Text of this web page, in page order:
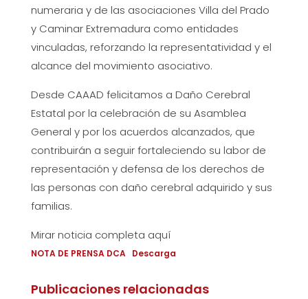
numeraria y de las asociaciones Villa del Prado
y Caminar Extremadura como entidades
vinculadas, reforzando la representatividad y el
alcance del movimiento asociativo.
Desde CAAAD felicitamos a Daño Cerebral
Estatal por la celebración de su Asamblea
General y por los acuerdos alcanzados, que
contribuirán a seguir fortaleciendo su labor de
representación y defensa de los derechos de
las personas con daño cerebral adquirido y sus
familias.
Mirar noticia completa aquí
NOTA DE PRENSA DCA Descarga
Publicaciones relacionadas